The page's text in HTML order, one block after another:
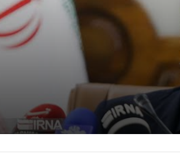
اليونيفيل ترصد 113 مقذوفًا إسرائيليًا وتؤكد
أهمية القرار 1701
أمريكا تبدأ سحب طائرات التزويد بالوقود
هل تنقذ الحكومة المصانع الصغيرة؟.. تحرك
برلماني يطالب بخطة عاجلة لتمويل القطاع
الصناعي